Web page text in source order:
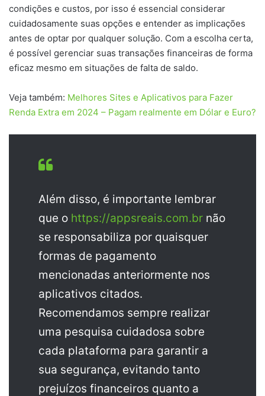
condições e custos, por isso é essencial considerar
cuidadosamente suas opções e entender as implicações
antes de optar por qualquer solução. Com a escolha certa,
é possível gerenciar suas transações financeiras de forma
eficaz mesmo em situações de falta de saldo.
Veja também: Melhores Sites e Aplicativos para Fazer
Renda Extra em 2024 – Pagam realmente em Dólar e Euro?
Além disso, é importante lembrar
que o https://appsreais.com.br não
se responsabiliza por quaisquer
formas de pagamento
mencionadas anteriormente nos
aplicativos citados.
Recomendamos sempre realizar
uma pesquisa cuidadosa sobre
cada plataforma para garantir a
sua segurança, evitando tanto
prejuízos financeiros quanto a